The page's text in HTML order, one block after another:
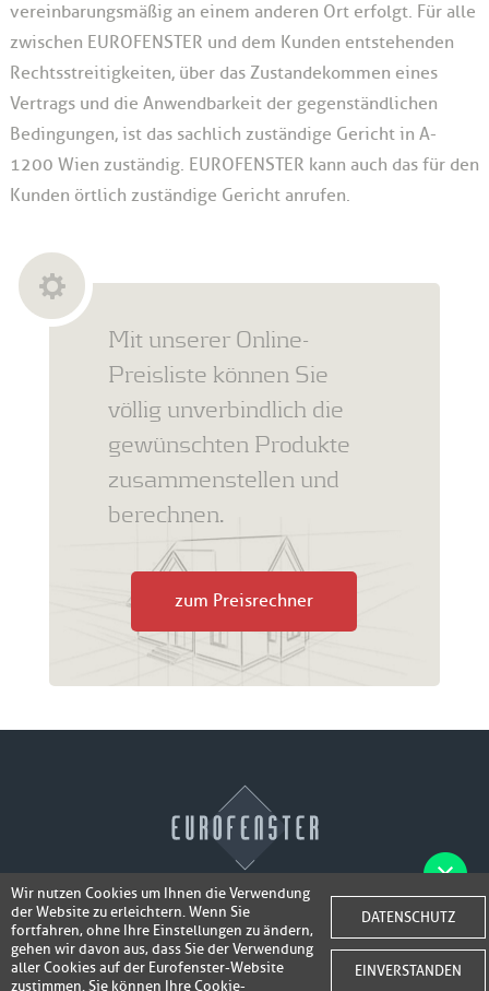
vereinbarungsmäßig an einem anderen Ort erfolgt. Für alle
zwischen EUROFENSTER und dem Kunden entstehenden
Rechtsstreitigkeiten, über das Zustandekommen eines
Vertrags und die Anwendbarkeit der gegenständlichen
Bedingungen, ist das sachlich zuständige Gericht in A-
1200 Wien zuständig. EUROFENSTER kann auch das für den
Kunden örtlich zuständige Gericht anrufen.
Wir nutzen Cookies um Ihnen die Verwendung
der Website zu erleichtern. Wenn Sie
fortfahren, ohne Ihre Einstellungen zu ändern,
gehen wir davon aus, dass Sie der Verwendung
aller Cookies auf der Eurofenster-Website
zustimmen. Sie können Ihre Cookie-
DATENSCHUTZ
EINVERSTANDEN
Fotos der Fenster/Elemente per WhatsApp
senden und ein Super-Angebotinkl. 50,-
bis 100,- EURGutschrift erhalten!
Mit unserer Online-
Preisliste können Sie
völlig unverbindlich die
gewünschten Produkte
zusammenstellen und
berechnen.
zum Preisrechner
© 2026 Eurofenster
Webdesign byWebidea Advance